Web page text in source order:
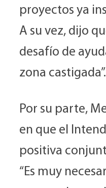
proyectos ya
A su vez, dijo
desafío de
zona castigada”.
Por su parte,
en que el
positiva
“Es muy